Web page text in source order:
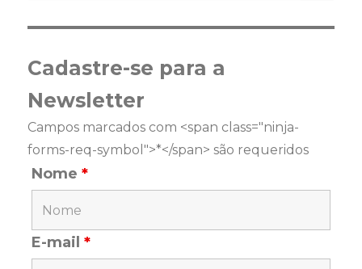
Cadastre-se para a
Newsletter
Campos marcados com <span class="ninja-
forms-req-symbol">*</span> são requeridos
Nome*
E-mail*